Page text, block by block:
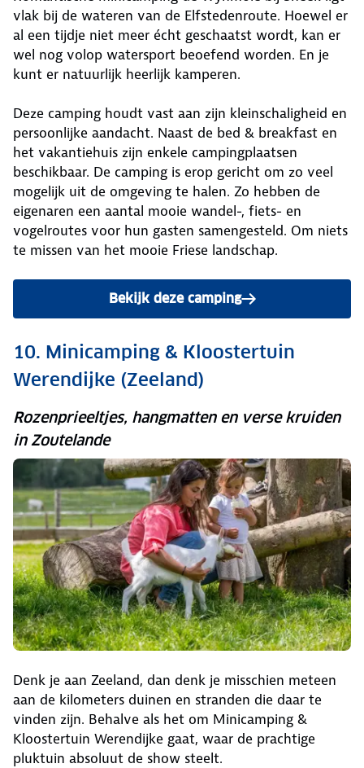
vlak bij de wateren van de Elfstedenroute. Hoewel er
al een tijdje niet meer écht geschaatst wordt, kan er
wel nog volop watersport beoefend worden. En je
kunt er natuurlijk heerlijk kamperen.
Deze camping houdt vast aan zijn kleinschaligheid en
persoonlijke aandacht. Naast de bed & breakfast en
het vakantiehuis zijn enkele campingplaatsen
beschikbaar. De camping is erop gericht om zo veel
mogelijk uit de omgeving te halen. Zo hebben de
eigenaren een aantal mooie wandel-, fiets- en
vogelroutes voor hun gasten samengesteld. Om niets
te missen van het mooie Friese landschap.
Bekijk deze camping
10. Minicamping & Kloostertuin
Werendijke (Zeeland)
Rozenprieeltjes, hangmatten en verse kruiden
in Zoutelande
Denk je aan Zeeland, dan denk je misschien meteen
aan de kilometers duinen en stranden die daar te
vinden zijn. Behalve als het om Minicamping &
Kloostertuin Werendijke gaat, waar de prachtige
pluktuin absoluut de show steelt.